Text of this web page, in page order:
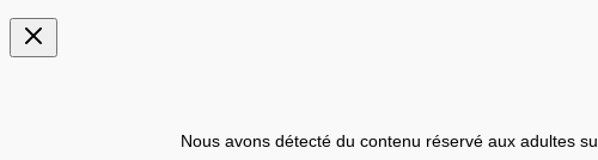
Nous avons détecté du contenu réservé aux adultes